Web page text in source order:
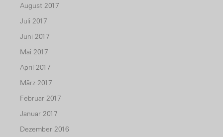
August 2017
Juli 2017
Juni 2017
Mai 2017
April 2017
März 2017
Februar 2017
Januar 2017
Dezember 2016